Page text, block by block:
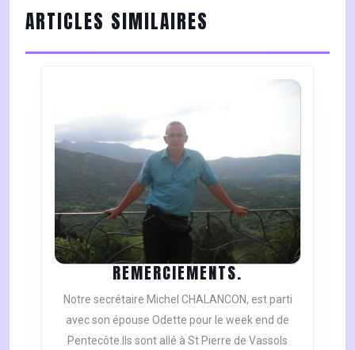
post:
post:
ARTICLES SIMILAIRES
REMERCIEMENTS.
Notre secrétaire Michel CHALANCON, est parti
avec son épouse Odette pour le week end de
Pentecôte.Ils sont allé à St Pierre de Vassols